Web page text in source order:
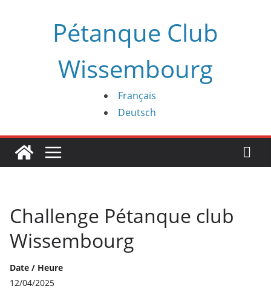
Pétanque Club
Wissembourg
Français
Deutsch
Challenge Pétanque club
Wissembourg
Date / Heure
12/04/2025